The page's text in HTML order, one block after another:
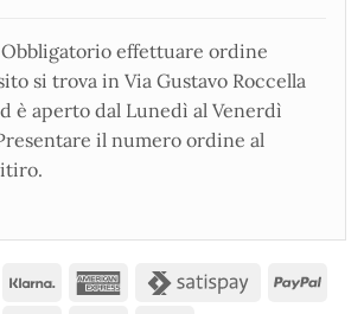
Obbligatorio effettuare ordine
si trova in Via Gustavo Roccella
è aperto dal Lunedì al Venerdì
il numero ordine al